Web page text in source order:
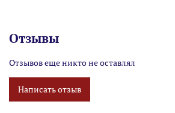
Отзывы
Отзывов еще никто не оставлял
Написать отзыв